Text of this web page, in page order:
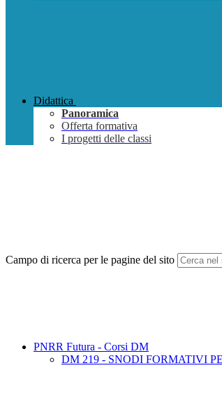
Didattica
Panoramica
Offerta formativa
I progetti delle classi
Campo di ricerca per le pagine del sito
PNRR Futura - Corsi DM
DM 219 - SNODI FORMATIVI